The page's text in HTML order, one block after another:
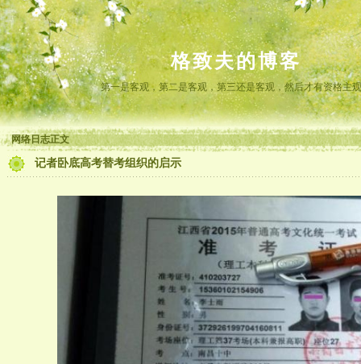
格致夫的博客
第一是客观，第二是客观，第三还是客观，然后才有资格主
网络日志正文
记者卧底高考替考组织的启示